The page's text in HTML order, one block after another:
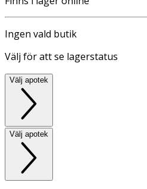
Ingen vald butik
Välj för att se lagerstatus
Välj apotek
Välj apotek